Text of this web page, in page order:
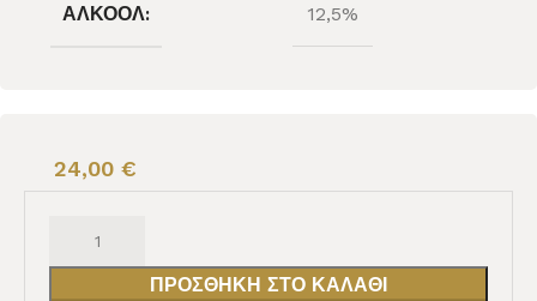
ΑΛΚΟΌΛ: 12,5%
24,00 €
ΠΡΟΣΘΉΚΗ ΣΤΟ ΚΑΛΆΘΙ